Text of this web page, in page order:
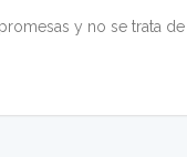
y no se trata